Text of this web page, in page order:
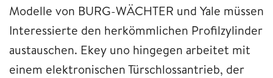
Modelle von BURG-WÄCHTER und Yale müssen
Interessierte den herkömmlichen Profilzylinder
austauschen. Ekey uno hingegen arbeitet mit
einem elektronischen Türschlossantrieb, der